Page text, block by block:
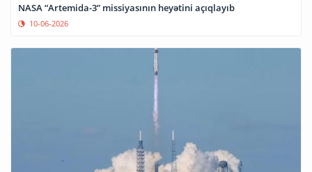
NASA “Artemida-3” missiyasının heyətini açıqlayıb
10-06-2026